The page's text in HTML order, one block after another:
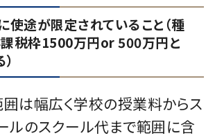
途が限定されていること（種
課税枠1500万円or 500万円と
は幅広く学校の授業料からス
ルのスクール代まで範囲に含